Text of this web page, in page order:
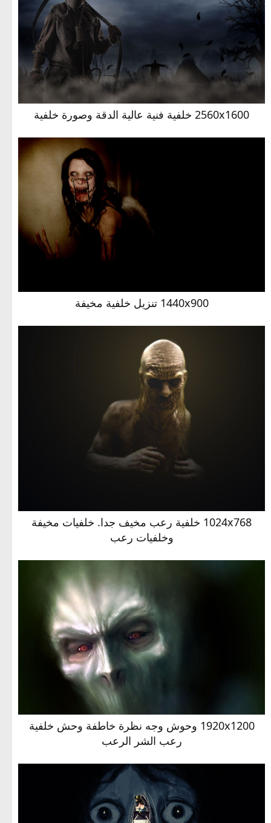
2560x1600 خلفية فنية عالية الدقة وصورة خلفية
1440x900 تنزيل خلفية مخيفة
1024x768 خلفية رعب مخيف جدا. خلفيات مخيفة
وخلفيات رعب
1920x1200 وحوش وجه نظرة خاطفة وحش خلفية
رعب الشر الرعب